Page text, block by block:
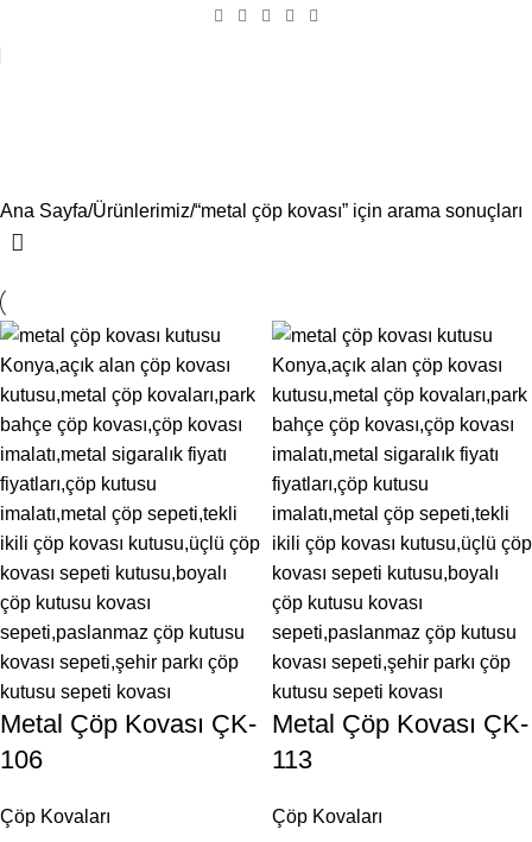
Ana Sayfa Ürünlerimiz “metal çöp kovası” için arama sonuçları
Metal Çöp Kovası ÇK-
106
Çöp Kovaları
Metal Çöp Kovası ÇK-
113
Çöp Kovaları